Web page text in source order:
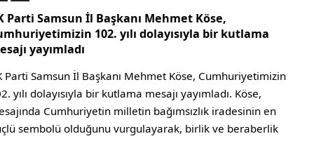
Parti Samsun İl Başkanı Mehmet Köse,
102. yılı dolayısıyla bir kutlama
yayımladı
Parti Samsun İl Başkanı Mehmet Köse, Cumhuriyetimizin
yılı dolayısıyla bir kutlama mesajı yayımladı. Köse,
Cumhuriyetin milletin bağımsızlık iradesinin en
sembolü olduğunu vurgulayarak, birlik ve beraberlik